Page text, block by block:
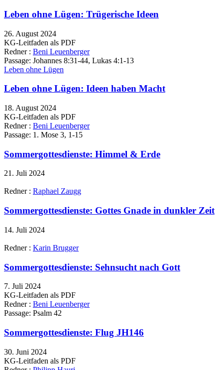
Leben ohne Lügen: Trügerische Ideen
26. August 2024
KG-Leitfaden als PDF
Redner : Beni Leuenberger
Passage: Johannes 8:31-44, Lukas 4:1-13
Leben ohne Lügen
Leben ohne Lügen: Ideen haben Macht
18. August 2024
KG-Leitfaden als PDF
Redner : Beni Leuenberger
Passage: 1. Mose 3, 1-15
Sommergottesdienste: Himmel & Erde
21. Juli 2024
Redner : Raphael Zaugg
Sommergottesdienste: Gottes Gnade in dunkler Zeit
14. Juli 2024
Redner : Karin Brugger
Sommergottesdienste: Sehnsucht nach Gott
7. Juli 2024
KG-Leitfaden als PDF
Redner : Beni Leuenberger
Passage: Psalm 42
Sommergottesdienste: Flug JH146
30. Juni 2024
KG-Leitfaden als PDF